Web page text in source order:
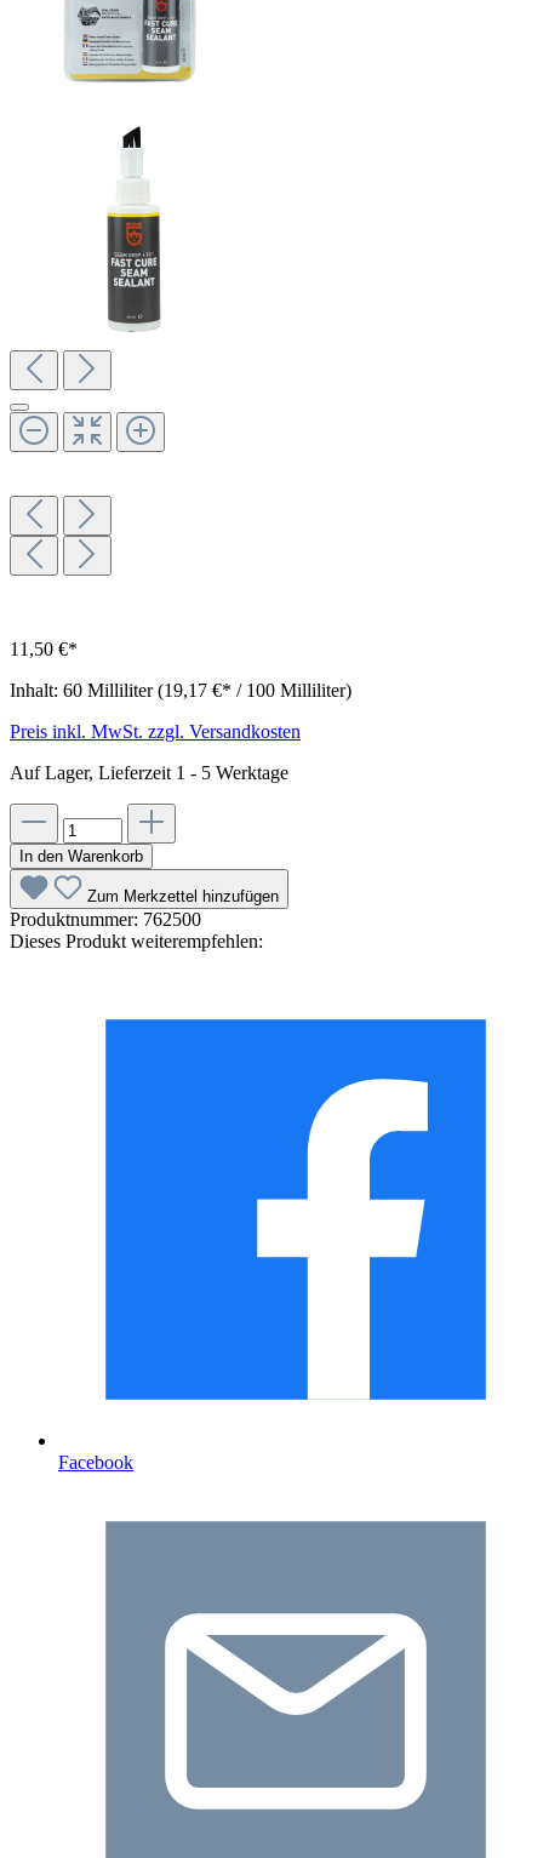
11,50 €*
Inhalt: 60 Milliliter(19,17 €* / 100 Milliliter)
Preis inkl. MwSt. zzgl. Versandkosten
Auf Lager, Lieferzeit 1 - 5 Werktage
In den Warenkorb
Zum Merkzettel hinzufügen
Produktnummer: 762500
Dieses Produkt weiterempfehlen:
Facebook